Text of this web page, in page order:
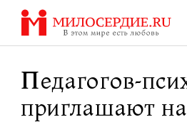
Перейти
содержанию
Педагогов-
приглашают